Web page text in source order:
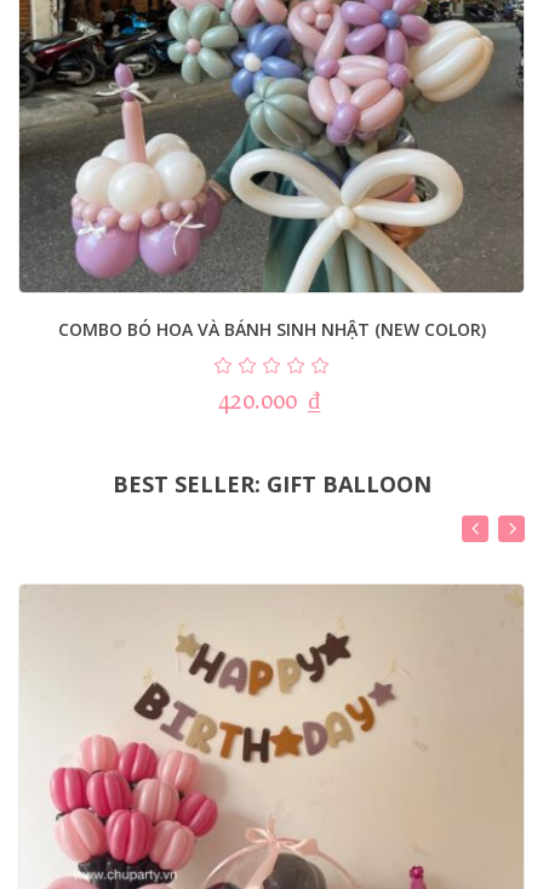
COMBO BÓ HOA VÀ BÁNH SINH NHẬT (NEW COLOR)
420.000 ₫
BEST SELLER: GIFT BALLOON